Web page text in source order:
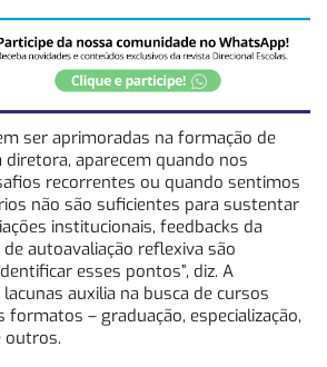
ser aprimoradas na formação de
aparecem quando nos
recorrentes ou quando sentimos
não são suficientes para sustentar
institucionais, feedbacks da
autoavaliação reflexiva são
esses pontos”, diz. A
auxilia na busca de cursos
– graduação, especialização,
outros.